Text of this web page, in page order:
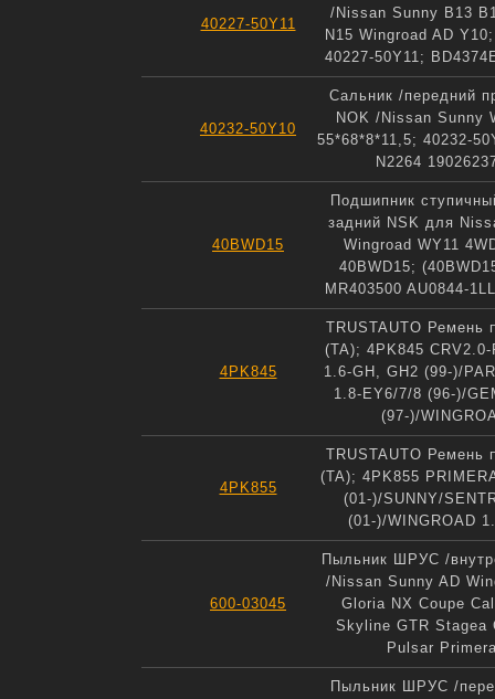
40227-50Y11
/Nissan Sunny B13
N15 Wingroad AD
40227-50Y11;
40232-50Y10
Сальник /передний
NOK /Nissan Sunny
55*68*8*11,5; 40232-
N2264
40BWD15
Подшипник
задний NSK для
Wingroad WY11
40BWD15;
MR403500 AU0844-
4PK845
TRUSTAUTO Ремень
(TA); 4PK845
1.6-GH, GH2 (99-)/
1.8-EY6/7/8 (96-)/
(97-)/
4PK855
TRUSTAUTO Ремень
(TA); 4PK855
(01-)/SUNNY/
(01-)/WINGROAD
600-03045
Пыльник ШРУС /
/Nissan Sunny AD
Gloria NX Coupe
Skyline GTR Stagea
Pulsar
Пыльник ШРУС /